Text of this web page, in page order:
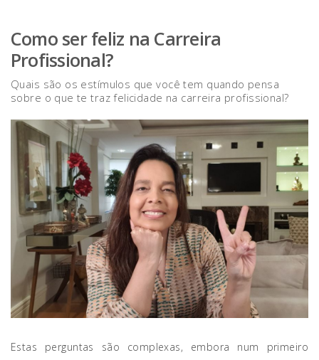
Como ser feliz na Carreira
Profissional?
Quais são os estímulos que você tem quando pensa
sobre o que te traz felicidade na carreira profissional?
Estas perguntas são complexas, embora num primeiro